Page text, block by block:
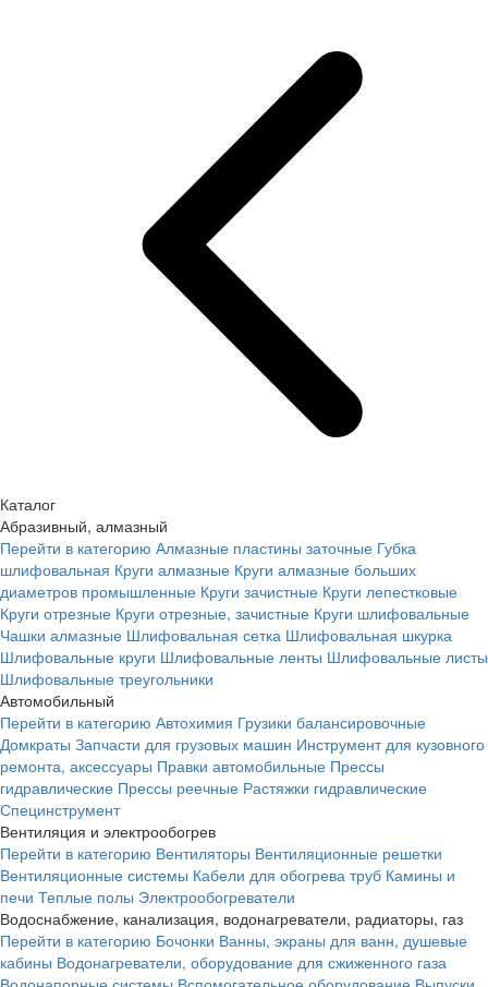
Каталог
Абразивный, алмазный
Перейти в категорию Алмазные пластины заточные Губка
шлифовальная Круги алмазные Круги алмазные больших
диаметров промышленные Круги зачистные Круги лепестковые
Круги отрезные Круги отрезные, зачистные Круги шлифовальные
Чашки алмазные Шлифовальная сетка Шлифовальная шкурка
Шлифовальные круги Шлифовальные ленты Шлифовальные листы
Шлифовальные треугольники
Автомобильный
Перейти в категорию Автохимия Грузики балансировочные
Домкраты Запчасти для грузовых машин Инструмент для кузовного
ремонта, аксессуары Правки автомобильные Прессы
гидравлические Прессы реечные Растяжки гидравлические
Специнструмент
Вентиляция и электрообогрев
Перейти в категорию Вентиляторы Вентиляционные решетки
Вентиляционные системы Кабели для обогрева труб Камины и
печи Теплые полы Электрообогреватели
Водоснабжение, канализация, водонагреватели, радиаторы, газ
Перейти в категорию Бочонки Ванны, экраны для ванн, душевые
кабины Водонагреватели, оборудование для сжиженного газа